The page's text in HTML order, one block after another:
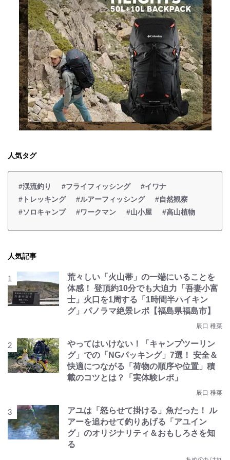
人気タグ
#渓流釣り #フライフィッシング
#イワナ
#トレッキング
#ルアーフィッシング
#自然観察
#ソロキャンプ
#ワークマン #山小屋 #高山植物
人気記事
荒々しい「火山帯」の一端にいることを
体感！ 登頂約10分でも大迫力「吾妻小富
士」火口を1周する「1時間半ハイキン
グ」パノラマ絶景レポ【福島県福島市】
辰口 稚菜
やってはいけない！「キャンプツーリン
グ」での「NGパッキング」7選！ 安全＆
快適につながる「荷物の順序や位置」積
載のコツとは？「実体験レポ」
辰口 稚菜
アユは「怒らせて掛ける」魚だった！ ル
アーを追わせて釣りあげる「アユイン
グ」のオリジナリティ＆おもしろさを知
る